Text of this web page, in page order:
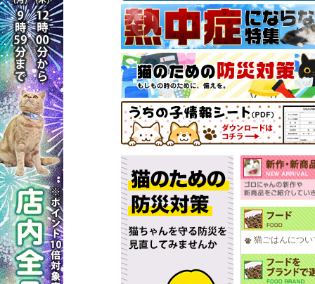
猫ごはんについ